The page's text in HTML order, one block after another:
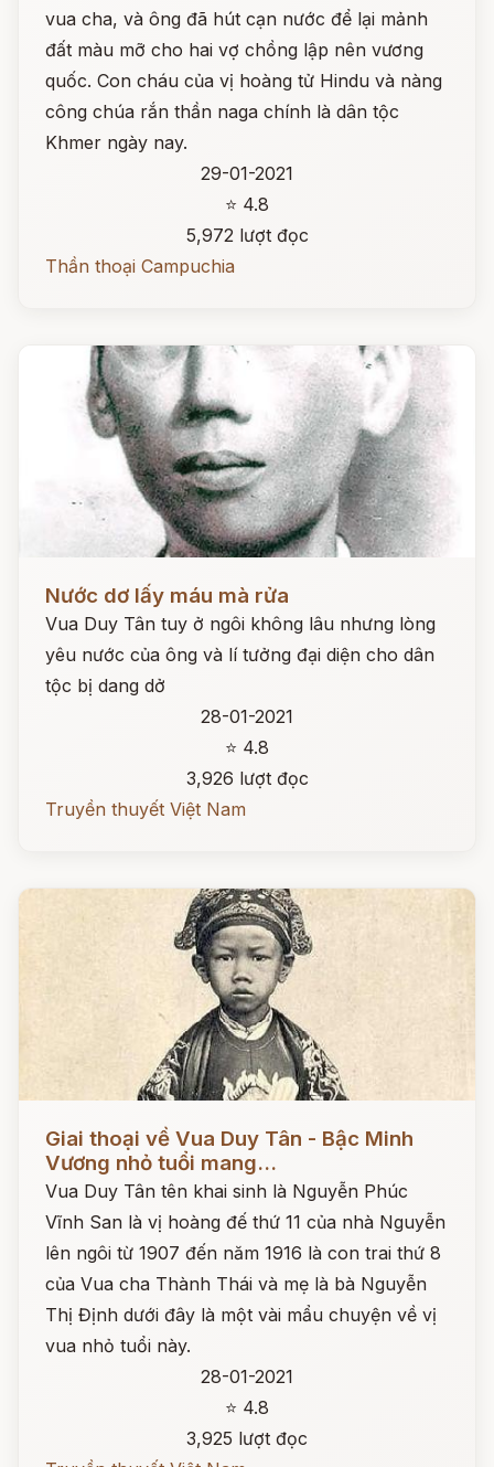
vua cha, và ông đã hút cạn nước để lại mảnh
đất màu mỡ cho hai vợ chồng lập nên vương
quốc. Con cháu của vị hoàng tử Hindu và nàng
công chúa rắn thần naga chính là dân tộc
Khmer ngày nay.
29-01-2021
⭐ 4.8
5,972 lượt đọc
Thần thoại Campuchia
Nước dơ lấy máu mà rửa
Vua Duy Tân tuy ở ngôi không lâu nhưng lòng
yêu nước của ông và lí tưởng đại diện cho dân
tộc bị dang dở
28-01-2021
⭐ 4.8
3,926 lượt đọc
Truyền thuyết Việt Nam
Giai thoại về Vua Duy Tân - Bậc Minh
Vương nhỏ tuổi mang...
Vua Duy Tân tên khai sinh là Nguyễn Phúc
Vĩnh San là vị hoàng đế thứ 11 của nhà Nguyễn
lên ngôi từ 1907 đến năm 1916 là con trai thứ 8
của Vua cha Thành Thái và mẹ là bà Nguyễn
Thị Định dưới đây là một vài mẩu chuyện về vị
vua nhỏ tuổi này.
28-01-2021
⭐ 4.8
3,925 lượt đọc